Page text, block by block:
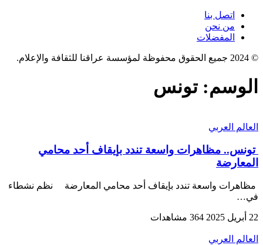
اتصل بنا
من نحن
المفضلات
© 2024 جميع الحقوق محفوظة لمؤسسة عراقنا للثقافة والإعلام.
الوسم:تونس
العالم العربي
تونس.. مظاهرات واسعة تندد بإيقاف أحد محامي
المعارضة
مظاهرات واسعة تندد بإيقاف أحد محامي المعارضة نظم نشطاء
في…
22 أبريل 2025 364 مشاهدات
العالم العربي